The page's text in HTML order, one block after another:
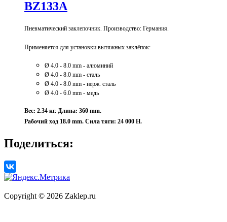
BZ133A
Пневматический заклепочник. Производство: Германия.
Применяется для установки вытяжных заклёпок:
Ø 4.0 - 8.0 mm - алюминий
Ø 4.0 - 8.0 mm - сталь
Ø 4.0 - 8.0 mm - нерж. сталь
Ø 4.0 - 6.0 mm - медь
Вес: 2.34 кг. Длина: 360 mm.
Рабочий ход 18.0 mm. Сила тяги: 24 000 Н.
Поделиться:
Copyright © 2026 Zaklep.ru